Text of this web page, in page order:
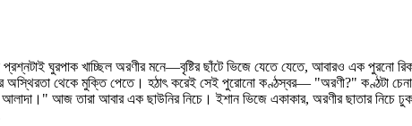
ঘুরপাক খাচ্ছিল অরণীর মনে—বৃষ্টির ছাঁটে ভিজে যেতে যেতে, আবারও এক পুরনো
অস্থিরতা থেকে মুক্তি পেতে। হঠাৎ করেই সেই পুরোনো কণ্ঠস্বর— "অরণী?" কণ্ঠটা
আলাদা।" আজ তারা আবার এক ছাউনির নিচে। ইশান ভিজে একাকার, অরণীর ছাতার